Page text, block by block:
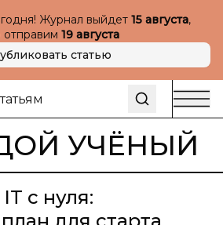
Журнал выйдет 15 августа,
отправим 19 августа
статью
УЧЁНЫЙ
с нуля: